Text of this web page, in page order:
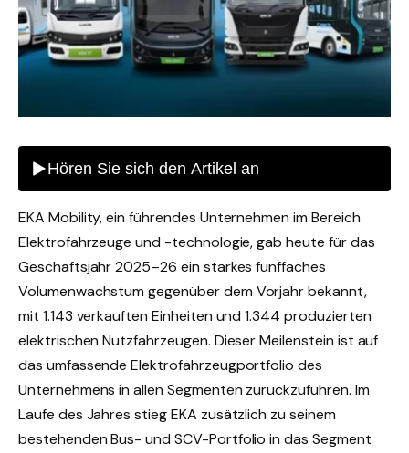
EKA Mobility, ein führendes Unternehmen im Bereich
Elektrofahrzeuge und -technologie, gab heute für das
Geschäftsjahr 2025–26 ein starkes fünffaches
Volumenwachstum gegenüber dem Vorjahr bekannt,
mit 1.143 verkauften Einheiten und 1.344 produzierten
elektrischen Nutzfahrzeugen. Dieser Meilenstein ist auf
das umfassende Elektrofahrzeugportfolio des
Unternehmens in allen Segmenten zurückzuführen. Im
Laufe des Jahres stieg EKA zusätzlich zu seinem
bestehenden Bus- und SCV-Portfolio in das Segment